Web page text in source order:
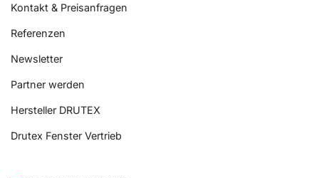
Kontakt & Preisanfragen
Referenzen
Newsletter
Partner werden
Hersteller DRUTEX
Drutex Fenster Vertrieb